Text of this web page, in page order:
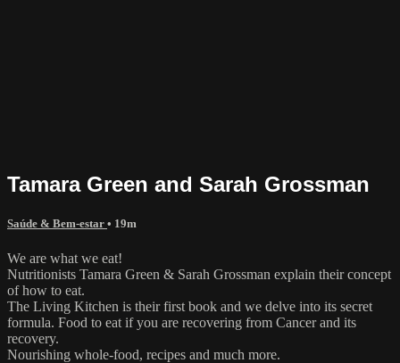
Tamara Green and Sarah Grossman
Saúde & Bem-estar • 19m
We are what we eat!
Nutritionists Tamara Green & Sarah Grossman explain their concept
of how to eat.
The Living Kitchen is their first book and we delve into its secret
formula. Food to eat if you are recovering from Cancer and its
recovery.
Nourishing whole-food, recipes and much more.